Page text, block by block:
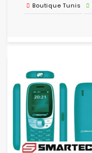
Boutique Tunis